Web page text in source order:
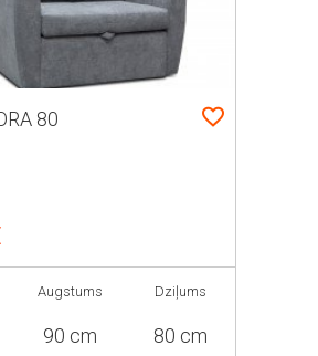
80
Augstums
90 cm
Dziļums
80 cm